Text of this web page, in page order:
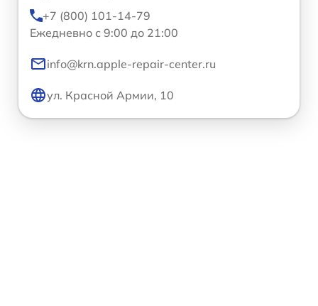
+7 (800) 101-14-79
Ежедневно с 9:00 до 21:00
info@krn.apple-repair-center.ru
ул. Красной Армии, 10